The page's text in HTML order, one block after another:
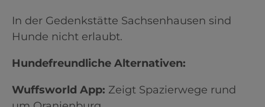
In der Gedenkstätte Sachsenhausen sind
Hunde nicht erlaubt.
Hundefreundliche Alternativen:
Wuffsworld App: Zeigt Spazierwege rund